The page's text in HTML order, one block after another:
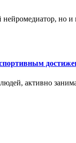
но
активно